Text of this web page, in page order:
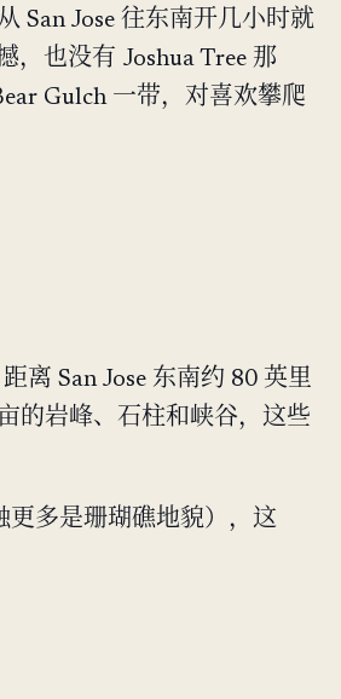
San Jose 往东南开几小时就
，也没有 Joshua Tree 那
Gulch 一带，对喜欢攀爬
离 San Jose 东南约 80 英里
的岩峰、石柱和峡谷，这些
更多是珊瑚礁地貌），这